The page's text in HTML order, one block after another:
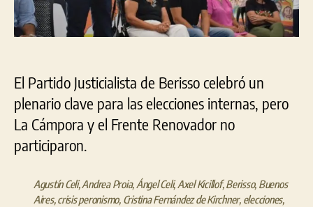
El Partido Justicialista de Berisso celebró un
plenario clave para las elecciones internas, pero
La Cámpora y el Frente Renovador no
participaron.
Agustín Celi,Andrea Proia, Ángel Celi, Axel Kicillof,Berisso, Buenos
Aires,crisis peronismo, Cristina Fernández de Kirchner, elecciones,